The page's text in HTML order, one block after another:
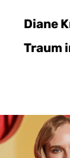
Diane
Traum